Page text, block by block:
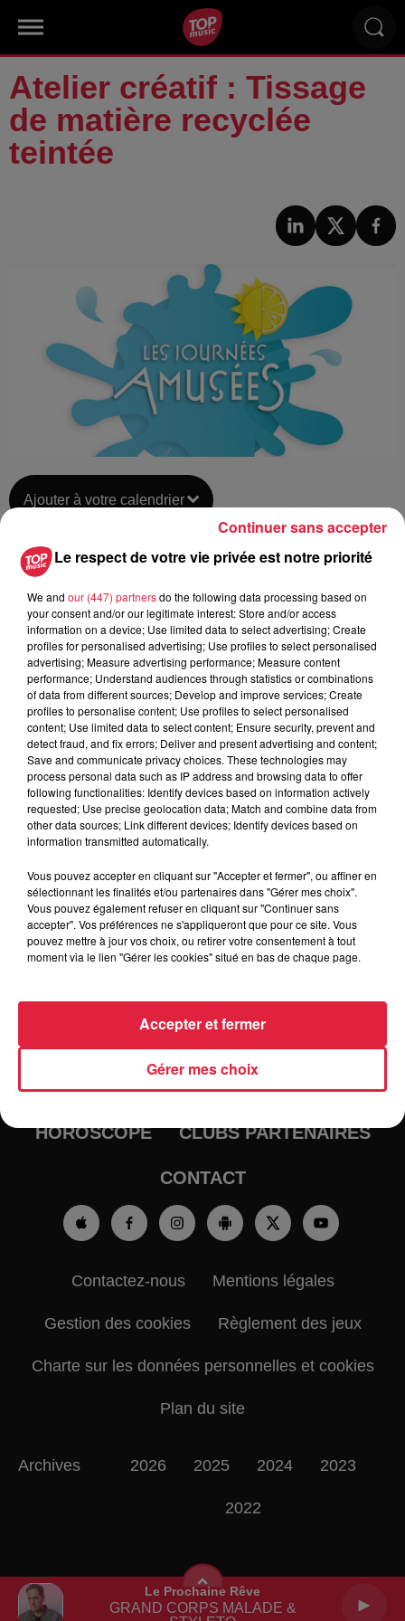
Le Prochaine Rêve
GRAND CORPS MALADE &
Atelier créatif : Tissage
de matière recyclée
teintée
Ajouter à votre calendrier
au19 août 2020 à 0h00
Lieu
Musée de l'Impression sur Étoffes -
MULHOUSE (68)
Tarif Gratuit
RADIO INFOS
JEUX AGENDA PODCASTS
HOROSCOPE CLUBS PARTENAIRES
CONTACT
Contactez-nous Mentions légales
Gestion des cookies Règlement des jeux
Charte sur les données personnelles et cookies
Plan du site
Archives 2026 2025 2024 2023
2022
Le respect de votre vie privée est notre priorité
We and our (447) partnersdo the following data processing based on
your consent and/or our legitimate interest: Store and/or access
information on a device; Use limited data to select advertising; Create
profiles for personalised advertising; Use profiles to select personalised
advertising; Measure advertising performance; Measure content
performance; Understand audiences through statistics or combinations
of data from different sources; Develop and improve services; Create
profiles to personalise content; Use profiles to select personalised
content; Use limited data to select content; Ensure security, prevent and
detect fraud, and fix errors; Deliver and present advertising and content;
Save and communicate privacy choices. These technologies may
process personal data such as IP address and browsing data to offer
following functionalities: Identify devices based on information actively
requested; Use precise geolocation data; Match and combine data from
other data sources; Link different devices; Identify devices based on
information transmitted automatically.
Vous pouvez accepter en cliquant sur "Accepter et fermer", ou affiner en
sélectionnant les finalités et/ou partenaires dans "Gérer mes choix".
Vous pouvez également refuser en cliquant sur "Continuer sans
accepter". Vos préférences ne s'appliqueront que pour ce site. Vous
pouvez mettre à jour vos choix, ou retirer votre consentement à tout
moment via le lien "Gérer les cookies" situé en bas de chaque page.
Gérer mes choix
Accepter et fermer
Continuer sans accepter